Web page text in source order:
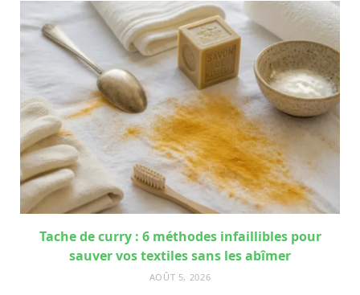
Tache de curry : 6 méthodes infaillibles pour
sauver vos textiles sans les abîmer
AOÛT 5, 2026